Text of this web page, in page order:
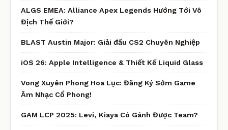
ALGS EMEA: Alliance Apex Legends Hướng Tới Vô
Địch Thế Giới?
BLAST Austin Major: Giải đấu CS2 Chuyên Nghiệp
iOS 26: Apple Intelligence & Thiết Kế Liquid Glass
Vong Xuyên Phong Hoa Lục: Đăng Ký Sớm Game
Âm Nhạc Cổ Phong!
GAM LCP 2025: Levi, Kiaya Có Gánh Được Team?